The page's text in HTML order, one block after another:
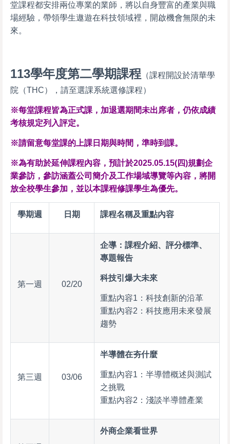
堂課程都安排兩位專業的業師，將以自身豐富的產業與職
場經驗，帶領學生遨遊在科技領域裡，開啟機會無限的未
來。
113學年度第二學期課程 （課程開設於清華學
院（THC），請至選課系統選修課程）
※每堂課程皆為正式課，加退選期間未出席者，仍依成績
考核規定列入評定。
※請留意每堂課的上課日期與時間，準時到課。
※為有助於延伸課程內容，預計於2025.05.15(四)規劃企
業參訪，參訪涵蓋公司簡介及工作場域導覽等內容，將開
放全校學生參加，並以本課程修課學生為優先。
學期週 日期 課程名稱及重點內容
第一週 02/20
企導：課程介紹、評分標準、
專題報告
科技引爆大未來
重點內容1：科技創新的沿革
重點內容2：科技應用未來發展
趨勢
第三週 03/06
半導體在夯什麼
重點內容1：半導體概述與測試
之挑戰
重點內容2：淺談半導體產業
外商企業看世界